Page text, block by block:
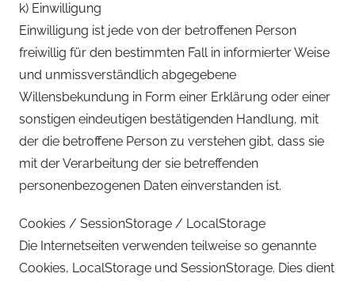
k) Einwilligung
Einwilligung ist jede von der betroffenen Person
freiwillig für den bestimmten Fall in informierter Weise
und unmissverständlich abgegebene
Willensbekundung in Form einer Erklärung oder einer
sonstigen eindeutigen bestätigenden Handlung, mit
der die betroffene Person zu verstehen gibt, dass sie
mit der Verarbeitung der sie betreffenden
personenbezogenen Daten einverstanden ist.
Cookies / SessionStorage / LocalStorage
Die Internetseiten verwenden teilweise so genannte
Cookies, LocalStorage und SessionStorage. Dies dient